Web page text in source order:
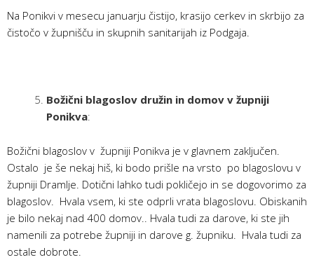
Na Ponikvi v mesecu januarju čistijo, krasijo cerkev in skrbijo za
čistočo v župnišču in skupnih sanitarijah iz Podgaja.
Božični blagoslov družin in domov v župniji
Ponikva:
Božični blagoslov v župniji Ponikva je v glavnem zaključen.
Ostalo je še nekaj hiš, ki bodo prišle na vrsto po blagoslovu v
župniji Dramlje. Dotični lahko tudi pokličejo in se dogovorimo za
blagoslov. Hvala vsem, ki ste odprli vrata blagoslovu. Obiskanih
je bilo nekaj nad 400 domov.. Hvala tudi za darove, ki ste jih
namenili za potrebe župniji in darove g. župniku. Hvala tudi za
ostale dobrote.